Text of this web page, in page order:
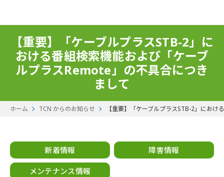
【重要】「ケーブルプラスSTB-2」に
おける番組検索機能および「ケーブ
ルプラスRemote」の不具合につき
まして
ホーム TCN からのお知らせ 【重要】「ケーブルプラスSTB-2」にお
新着情報 障害情報
メンテナンス情報